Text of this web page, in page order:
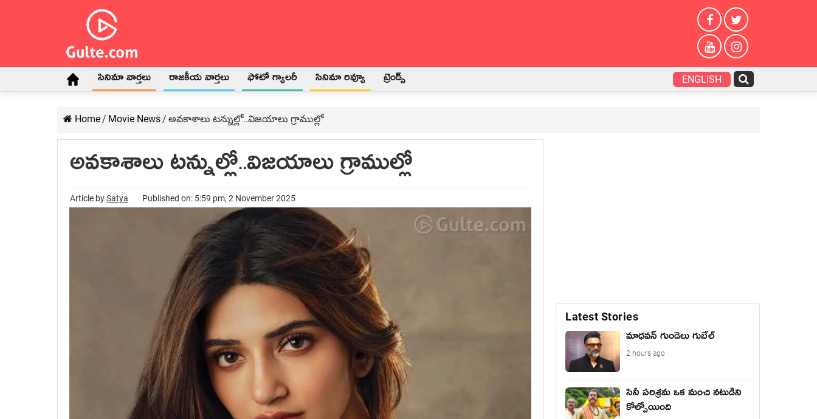
సినిమా వార్తలు రాజకీయ వార్తలు ఫోటో గ్యాలరీ సినిమా రివ్యూ ట్రెండ్స్ ENGLISH
Home/ Movie News/ అవకాశాలు టన్నుల్లో..విజయాలు గ్రాముల్లో
అవకాశాలు టన్నుల్లో..విజయాలు గ్రాముల్లో
Article bySatya Published on: 5:59 pm, 2 November 2025
Latest Stories
మాధ‌వ‌న్ గుండెలు గుబేల్‌
2 hours ago
సినీ పరిశ్రమ ఒక మంచి నటుడిని
కోల్పోయింది